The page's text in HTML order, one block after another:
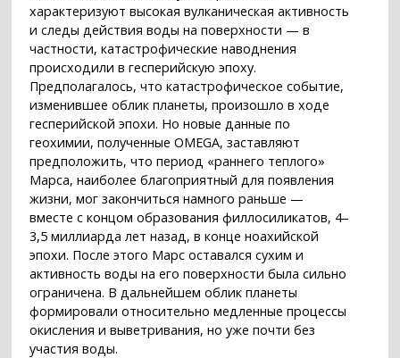
характеризуют высокая вулканическая активность
и следы действия воды на поверхности — в
частности, катастрофические наводнения
происходили в гесперийскую эпоху.
Предполагалось, что катастрофическое событие,
изменившее облик планеты, произошло в ходе
гесперийской эпохи. Но новые данные по
геохимии, полученные OMEGA, заставляют
предположить, что период «раннего теплого»
Марса, наиболее благоприятный для появления
жизни, мог закончиться намного раньше —
вместе с концом образования филлосиликатов, 4–
3,5 миллиарда лет назад, в конце ноахийской
эпохи. После этого Марс оставался сухим и
активность воды на его поверхности была сильно
ограничена. В дальнейшем облик планеты
формировали относительно медленные процессы
окисления и выветривания, но уже почти без
участия воды.